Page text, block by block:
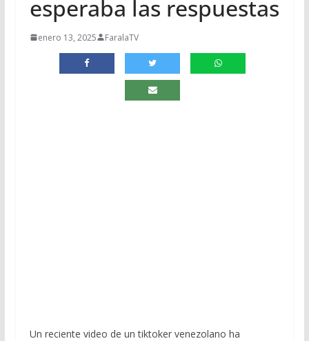
esperaba las respuestas
enero 13, 2025 FaralaTV
Un reciente video de un tiktoker venezolano ha